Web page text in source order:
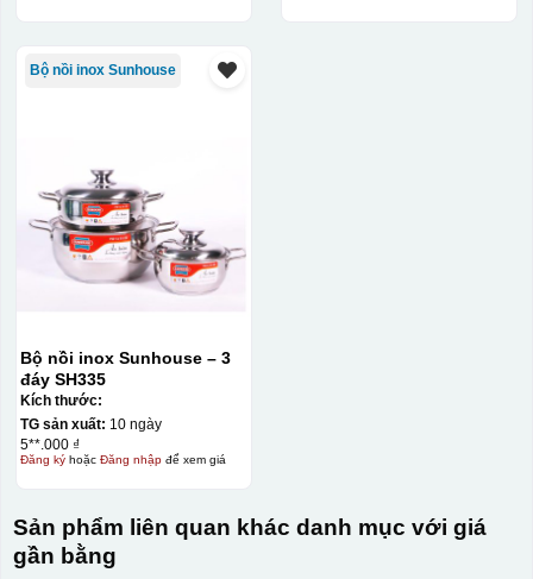
Bộ nồi inox Sunhouse
Bộ nồi inox Sunhouse – 3
đáy SH335
Kích thước:
TG sản xuất: 10 ngày
5**.000 ₫
Đăng kýhoặc Đăng nhậpđể xem giá
Sản phẩm liên quan khác danh mục với giá
gần bằng